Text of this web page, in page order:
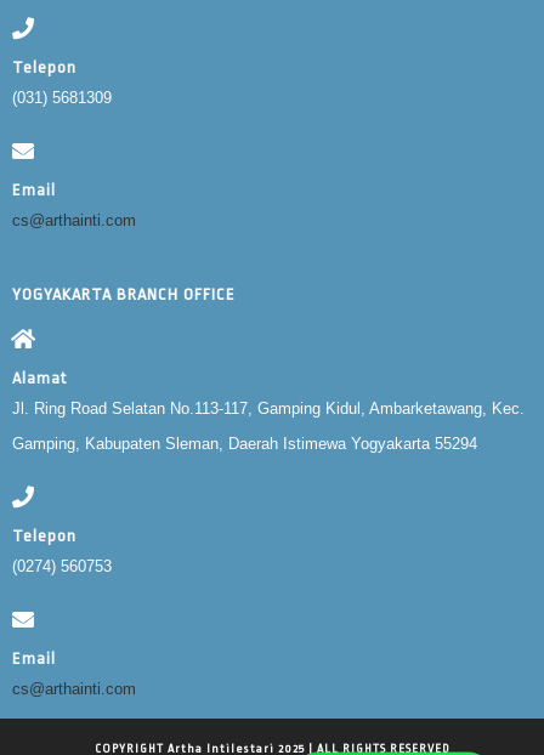
Telepon
(031) 5681309
Email
cs@arthainti.com
YOGYAKARTA BRANCH OFFICE
Alamat
Jl. Ring Road Selatan No.113-117, Gamping Kidul, Ambarketawang, Kec.
Gamping, Kabupaten Sleman, Daerah Istimewa Yogyakarta 55294
Telepon
(0274) 560753
Email
cs@arthainti.com
COPYRIGHT Artha Intilestari 2025 | ALL RIGHTS RESERVED